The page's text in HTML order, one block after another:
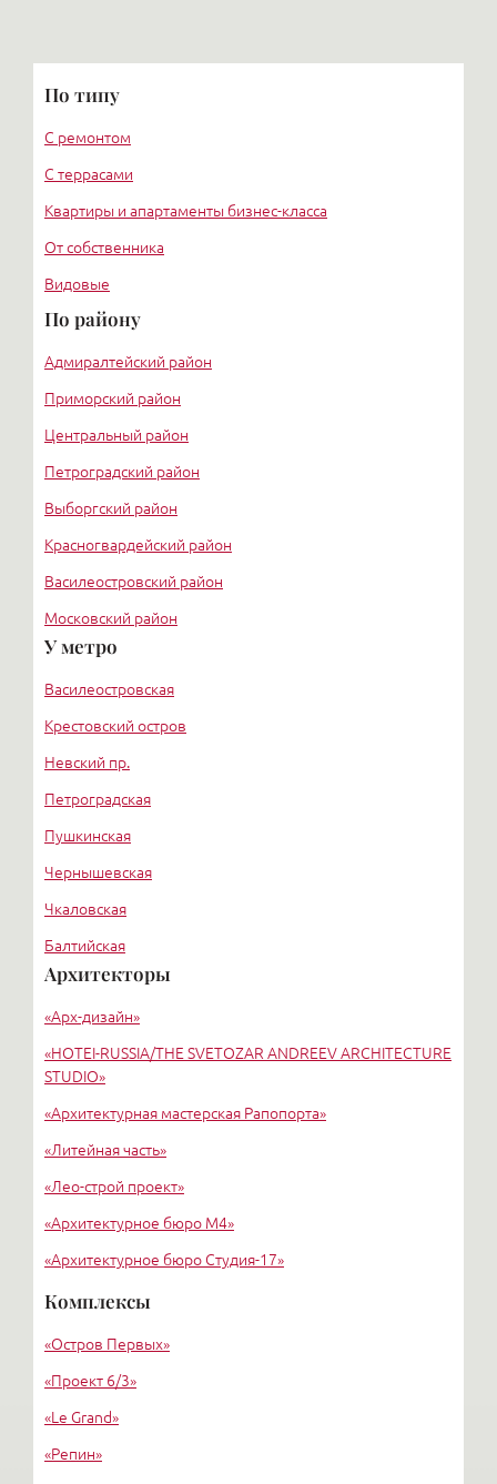
По типу
С ремонтом
С террасами
Квартиры и апартаменты бизнес-класса
От собственника
Видовые
По району
Адмиралтейский район
Приморский район
Центральный район
Петроградский район
Выборгский район
Красногвардейский район
Василеостровский район
Московский район
Курортный район
У метро
Василеостровская
Крестовский остров
Невский пр.
Петроградская
Пушкинская
Чернышевская
Чкаловская
Балтийская
Старая деревня
Удельная
Архитекторы
«Арх-дизайн»
«HОTEI-RUSSIA/THE SVETOZAR ANDREEV ARCHITECTURE
STUDIO»
«Архитектурная мастерская Рапопорта»
«Литейная часть»
«Лео-строй проект»
«Архитектурное бюро М4»
«Архитектурное бюро Студия-17»
«Архитектурное бюро Liphart Architects»
Комплексы
«Остров Первых»
«Проект 6/3»
«Le Grand»
«Репин»